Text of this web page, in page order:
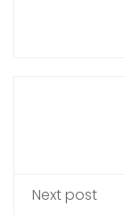
Next post